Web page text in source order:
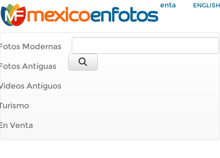
Mi Cuenta ENGLISH
Modernas
Antiguas
Antiguos
Venta